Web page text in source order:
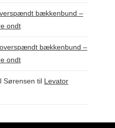
bækkenbund –
ondt
bækkenbund –
ondt
Sørensen til Levator